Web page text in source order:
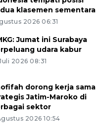
klasemen sementara
2026 06:31
Jumat ini Surabaya
udara kabur
2026 08:31
dorong kerja sama
Jatim-Maroko di
sektor
2026 10:54